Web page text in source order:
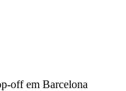
off em Barcelona